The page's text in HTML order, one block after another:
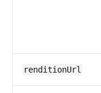
renditionUrl